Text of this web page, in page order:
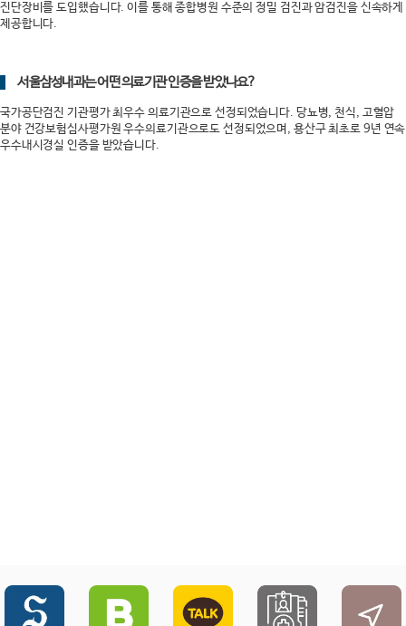
진단장비를 도입했습니다. 이를 통해 종합병원 수준의 정밀 검진과 암검진을 신속하게
제공합니다.
서울삼성내과는 어떤 의료기관 인증을 받았나요?
국가공단검진 기관평가 최우수 의료기관으로 선정되었습니다. 당뇨병, 천식, 고혈압
분야 건강보험심사평가원 우수의료기관으로도 선정되었으며, 용산구 최초로 9년 연속
우수내시경실 인증을 받았습니다.